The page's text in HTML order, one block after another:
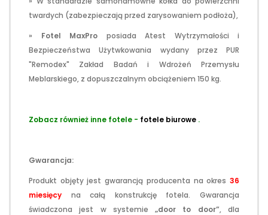
twardych (zabezpieczają przed zarysowaniem podłoża),
» Fotel MaxPro posiada Atest Wytrzymałości i
Bezpieczeństwa Użytwkowania wydany przez PUR
"Remodex" Zakład Badań i Wdrożeń Przemysłu
Meblarskiego, z dopuszczalnym obciążeniem 150 kg.
Zobacz również inne fotele - fotele biurowe .
Gwarancja:
Produkt objęty jest gwarancją producenta na okres 36
miesięcy na całą konstrukcję fotela. Gwarancja
świadczona jest w systemie „door to door”, dla